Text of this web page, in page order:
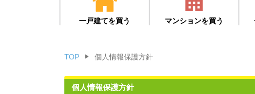
一戸建てを買う マンションを買う
TOP ▶︎ 個人情報保護方針
個人情報保護方針